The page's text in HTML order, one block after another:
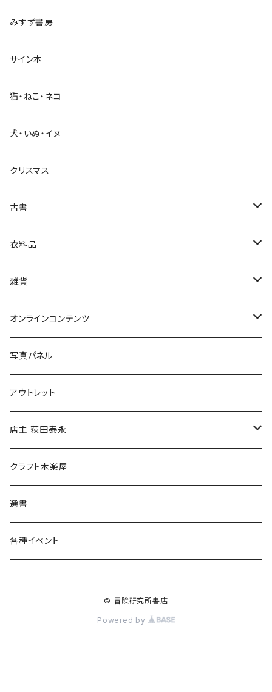
生活・暮らし
芸術・絵画・写真
絵本・児童書
娯楽・エンターテインメント
みすず書房
サイン本
猫・ねこ・ネコ
犬・いぬ・イヌ
クリスマス
古書
古書セット
美術
衣料品
POLEWARDS
Tシャツ
雑貨
バッグ
ブックカバー
マグカップ
傘
食料品
その他
オンラインコンテンツ
冒険クロストーク
写真パネル
アウトレット
店主 荻田泰永
書籍
ウェア
クラフト木楽屋
選書
各種イベント
© 冒険研究所書店
Powered by